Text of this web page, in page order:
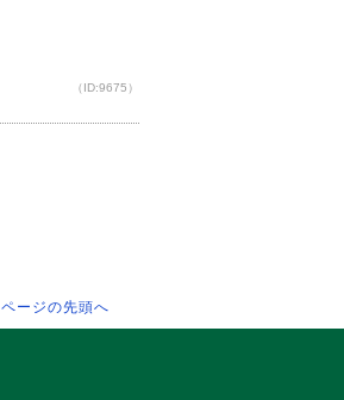
（ID:9675）
ページの先頭へ